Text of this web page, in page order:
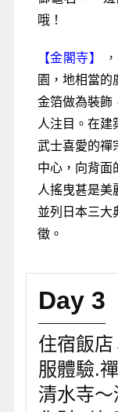
哦！
【金閣寺】 ，
園，地相當的
金箔做為裝飾
人注目。在建
武士喜愛的禪
中心，向背面
人搖曳甚是美
並列日本三大
徵。
Day 3
住宿飯
服體驗.
清水寺